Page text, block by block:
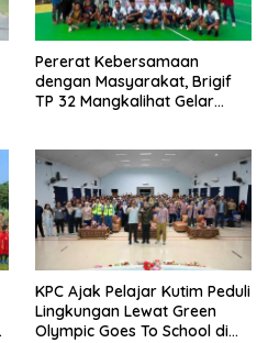
Pererat Kebersamaan
dengan Masyarakat, Brigif
TP 32 Mangkalihat Gelar
KPC Ajak Pelajar Kutim Peduli
Lingkungan Lewat Green
Olympic Goes To School di